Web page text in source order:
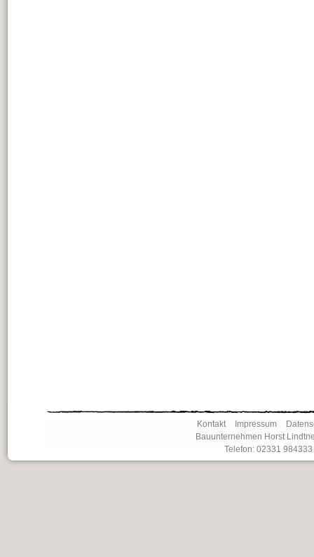
Kontakt Impressum
Bauunternehmen Horst
Telefon: 02331